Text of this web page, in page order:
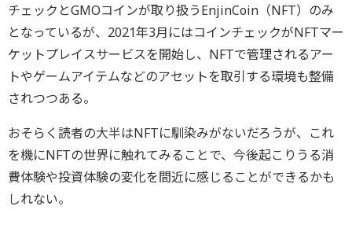
チェックとGMOコインが取り扱うEnjinCoin（NFT）のみ
となっているが、2021年3月にはコインチェックがNFTマー
ケットプレイスサービスを開始し、NFTで管理されるアー
トやゲームアイテムなどのアセットを取引する環境も整備
されつつある。
おそらく読者の大半はNFTに馴染みがないだろうが、これ
を機にNFTの世界に触れてみることで、今後起こりうる消
費体験や投資体験の変化を間近に感じることができるかも
しれない。